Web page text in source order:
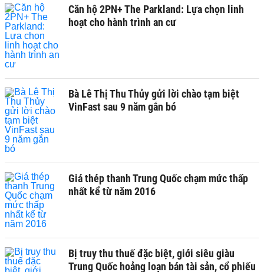
Căn hộ 2PN+ The Parkland: Lựa chọn linh
hoạt cho hành trình an cư
Bà Lê Thị Thu Thủy gửi lời chào tạm biệt
VinFast sau 9 năm gắn bó
Giá thép thanh Trung Quốc chạm mức thấp
nhất kể từ năm 2016
Bị truy thu thuế đặc biệt, giới siêu giàu
Trung Quốc hoảng loạn bán tài sản, cổ phiếu